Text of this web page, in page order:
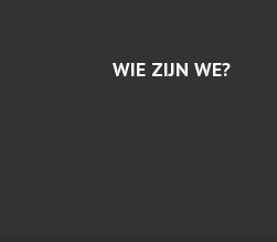
WIE ZIJN WE?